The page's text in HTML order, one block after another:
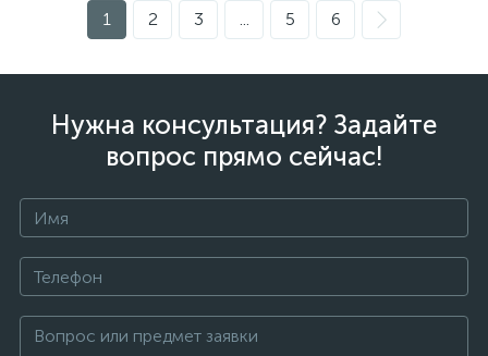
1 2 3 ... 5 6
Нужна консультация? Задайте
вопрос прямо сейчас!